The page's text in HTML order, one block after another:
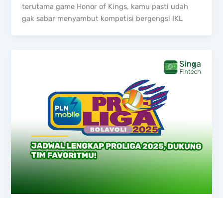
terutama game Honor of Kings, kamu pasti udah
gak sabar menyambut kompetisi bergengsi IKL